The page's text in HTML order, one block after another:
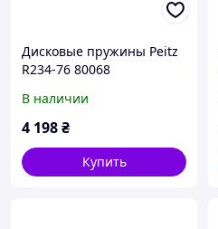
Дисковые пружины Peitz
R234-76 80068
В наличии
4 198₴
Купить